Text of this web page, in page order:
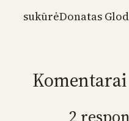
sukūrėDonatas
Komentarai